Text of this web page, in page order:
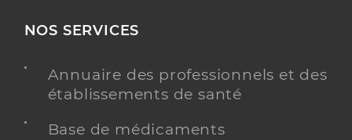
NOS SERVICES
Annuaire des professionnels et des
établissements de santé
Base de médicaments